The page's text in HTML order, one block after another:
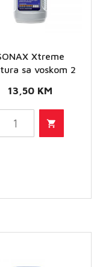
Xtreme
sa voskom 2
13,50 KM
SONAX